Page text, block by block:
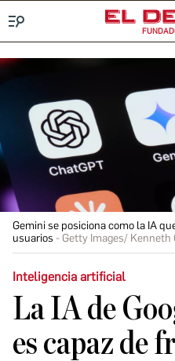
Gemini se posiciona como la IA
usuarios
Getty Images/ Kenneth
Inteligencia artificial
La IA de
es capaz de